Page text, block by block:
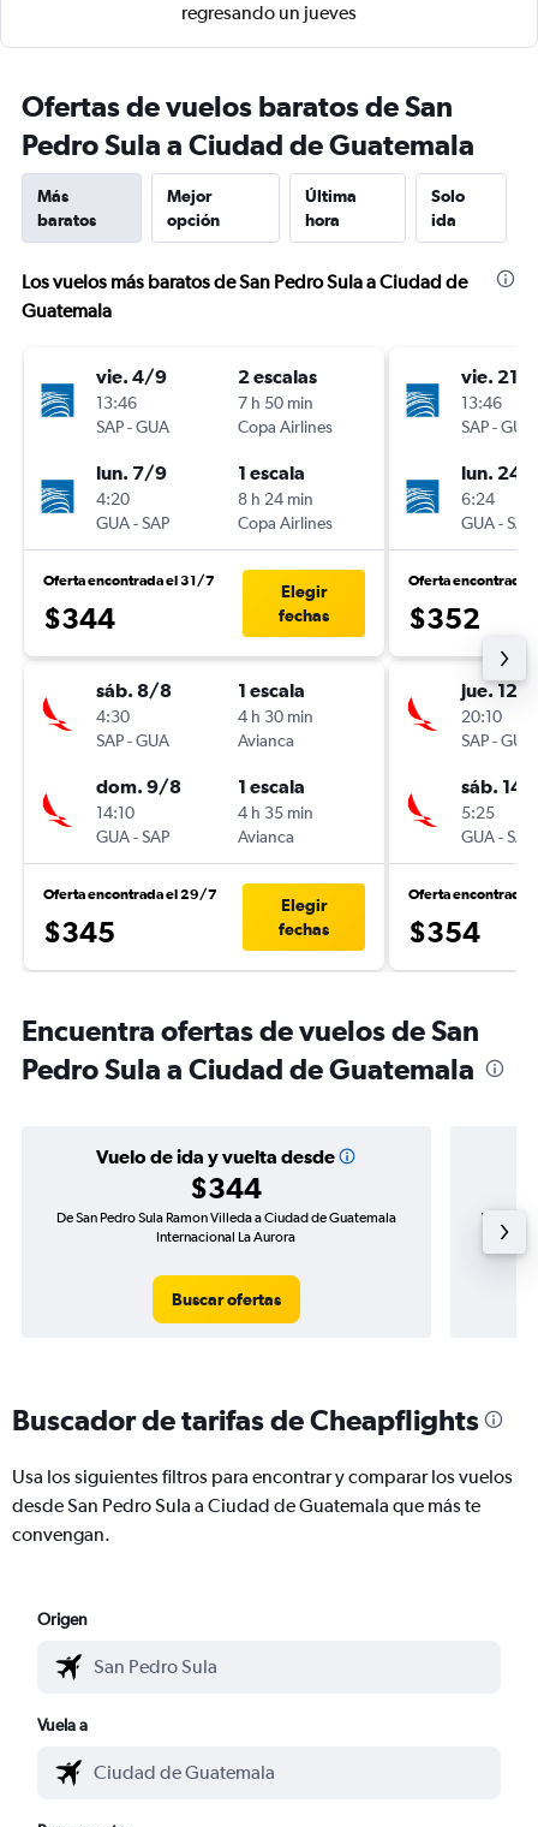
regresando un jueves
Ofertas de vuelos baratos de San
Pedro Sula a Ciudad de Guatemala
Más
baratos
Mejor
opción
Última
hora
Solo
ida
Los vuelos más baratos de San Pedro Sula a Ciudad de
Guatemala
vie. 4/9
13:46
SAP-GUA
2 escalas
7 h 50 min
Copa Airlines
lun. 7/9
4:20
GUA-SAP
1 escala
8 h 24 min
Copa Airlines
Oferta encontrada el 31/7
$344
Elegir
fechas
sáb. 8/8
4:30
SAP-GUA
1 escala
4 h 30 min
Avianca
dom. 9/8
14:10
GUA-SAP
1 escala
4 h 35 min
Avianca
Oferta encontrada el 29/7
$345
Elegir
fechas
vie. 21/
13:46
SAP-GUA
lun. 24/
6:24
GUA-SAP
Oferta encontrada
$352
jue. 12/
20:10
SAP-GUA
sáb. 14/
5:25
GUA-SAP
Oferta encontrada
$354
Encuentra ofertas de vuelos de San
Pedro Sula a Ciudad de Guatemala
Vuelo de ida y vuelta desde
$344
De San Pedro Sula Ramon Villeda a Ciudad de Guatemala
Internacional La Aurora
Buscar ofertas
Vuelo de
Buscador de tarifas de Cheapflights
Usa los siguientes filtros para encontrar y comparar los vuelos
desde San Pedro Sula a Ciudad de Guatemala que más te
convengan.
Origen
Vuela a